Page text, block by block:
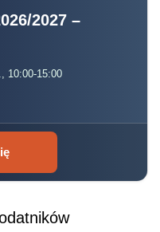
2027 –
10:00-15:00